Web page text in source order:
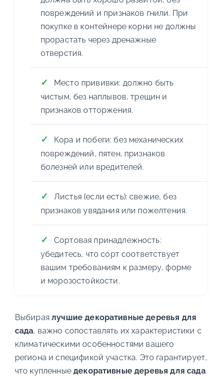
повреждений и признаков гнили. При
покупке в контейнере корни не должны
прорастать через дренажные
отверстия.
Место прививки: должно быть
чистым, без наплывов, трещин и
признаков отторжения.
Кора и побеги: без механических
повреждений, пятен, признаков
болезней или вредителей.
Листья (если есть): свежие, без
признаков увядания или пожелтения.
Сортовая принадлежность:
убедитесь, что сорт соответствует
вашим требованиям к размеру, форме
и морозостойкости.
Выбираялучшие декоративные деревья для
сада, важно сопоставлять их характеристики с
климатическими особенностями вашего
региона и спецификой участка. Это гарантирует,
что купленныедекоративные деревья для сада